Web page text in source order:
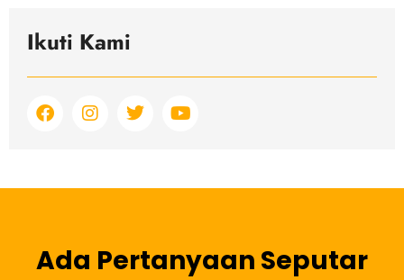
Ikuti Kami
F
a
o
I
n
g
m
T
w
e
Y
o
b
Ada Pertanyaan Seputar